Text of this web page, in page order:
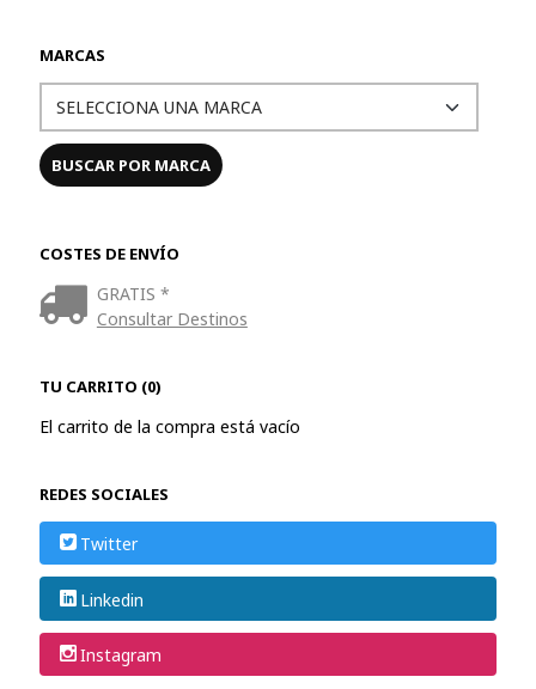
MARCAS
COSTES DE ENVÍO
GRATIS *
Consultar Destinos
TU CARRITO (0)
El carrito de la compra está vacío
REDES SOCIALES
Twitter
Linkedin
Instagram